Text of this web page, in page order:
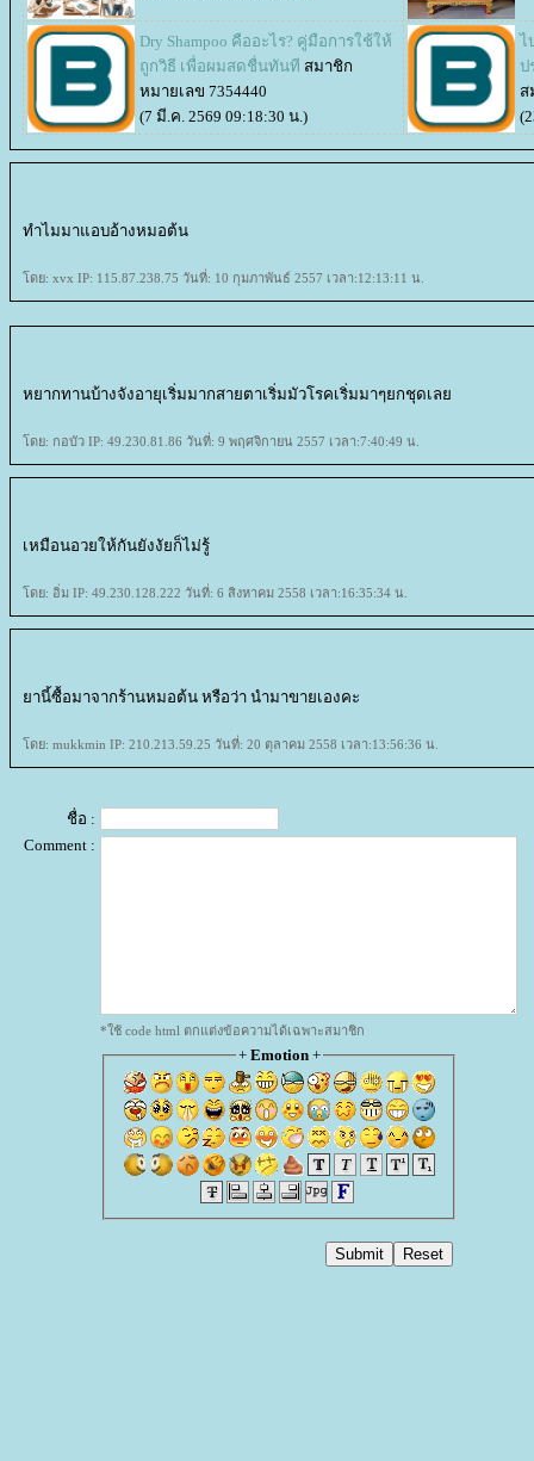
Dry Shampoo คืออะไร? คู่มือการใช้ให้
ถูกวิธี เพื่อผมสดชื่นทันที สมาชิก
หมายเลข 7354440
(7 มี.ค. 2569 09:18:30 น.)
ไ
ป
ส
ทำไมมาแอบอ้างหมอต้น
ดย: xvx IP: 115.87.238.75 วันที่: 10 กุมภาพันธ์ 2557 เวลา:12:13:11 น.
หยากทานบ้างจังอายุเริ่มมากสายตาเริ่มมัวโรคเริ่มมาๆยกชุดเล
ดย: กอบัว IP: 49.230.81.86 วันที่: 9 พฤศจิกายน 2557 เวลา:7:40:49 น.
เหมือนอวยให้กันยังงัยก็ไม่รู้
ดย: อิ่ม IP: 49.230.128.222 วันที่: 6 สิงหาคม 2558 เวลา:16:35:34 น.
านี้ซื้อมาจากร้านหมอต้น หรือว่า นำมาขายเองคะ
ดย: mukkmin IP: 210.213.59.25 วันที่: 20 ตุลาคม 2558 เวลา:13:56:36 น.
ชื่อ :
Comment :
*ใช้ code html ตกแต่งข้อความได้เฉพาะสมาชิก
+ Emotion+